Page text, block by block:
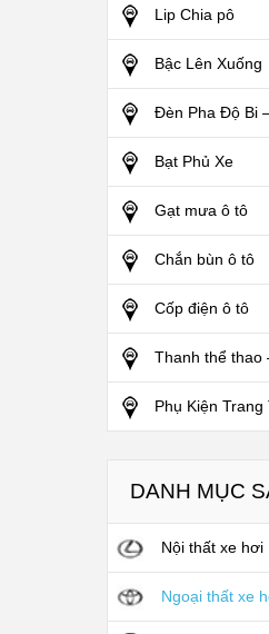
Lip Chia pô
Bậc Lên Xuống
Đèn Pha Độ Bi
Bạt Phủ Xe
Gạt mưa ô tô
Chắn bùn ô tô
Cốp điện ô tô
Thanh thể thao
Phụ Kiện
DANH MỤC
Nội thất xe hơi
Ngoại thất xe